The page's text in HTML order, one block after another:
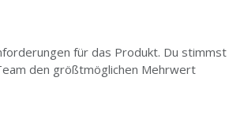
für das Produkt. Du stimmst
den größtmöglichen Mehrwert